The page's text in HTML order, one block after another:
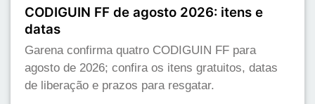
CODIGUIN FF de agosto 2026: itens e
datas
Garena confirma quatro CODIGUIN FF para
agosto de 2026; confira os itens gratuitos, datas
de liberação e prazos para resgatar.